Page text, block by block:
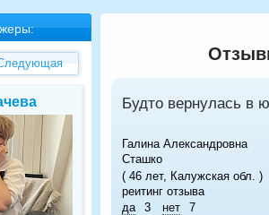
Елена
Будто вернулась в
Галина Александровна
Сташко
( 46 лет, Калужская обл. )
реитинг отзыва
да
3 нет 7